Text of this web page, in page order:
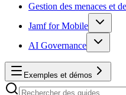
Gestion des menaces et
Jamf for Mobile
AI Governance
Exemples et démos